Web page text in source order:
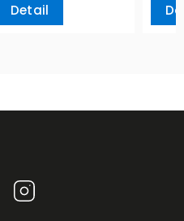
Detail
Facebook